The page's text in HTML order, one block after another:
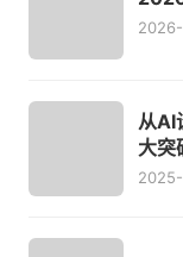
从AI
大突